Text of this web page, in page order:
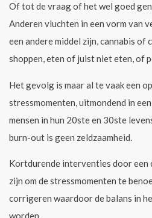
Of tot de vraag of het wel goed
Anderen vluchten in een vorm van
een andere middel zijn, cannabis of
shoppen, eten of juist niet eten, of
Het gevolg is maar al te vaak een
stressmomenten, uitmondend in
mensen in hun 20ste en 30ste
burn-out is geen zeldzaamheid.
Kortdurende interventies door een
zijn om de stressmomenten te
corrigeren waardoor de balans in
worden.